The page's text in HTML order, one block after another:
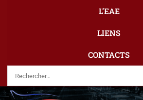
L’EAE
LIENS
CONTACTS